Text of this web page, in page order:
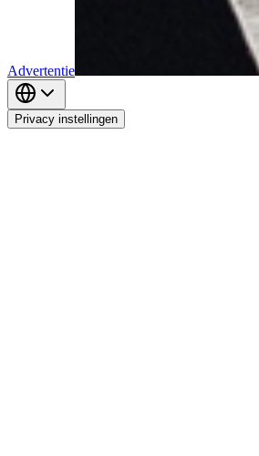
Advertentie
Privacy instellingen